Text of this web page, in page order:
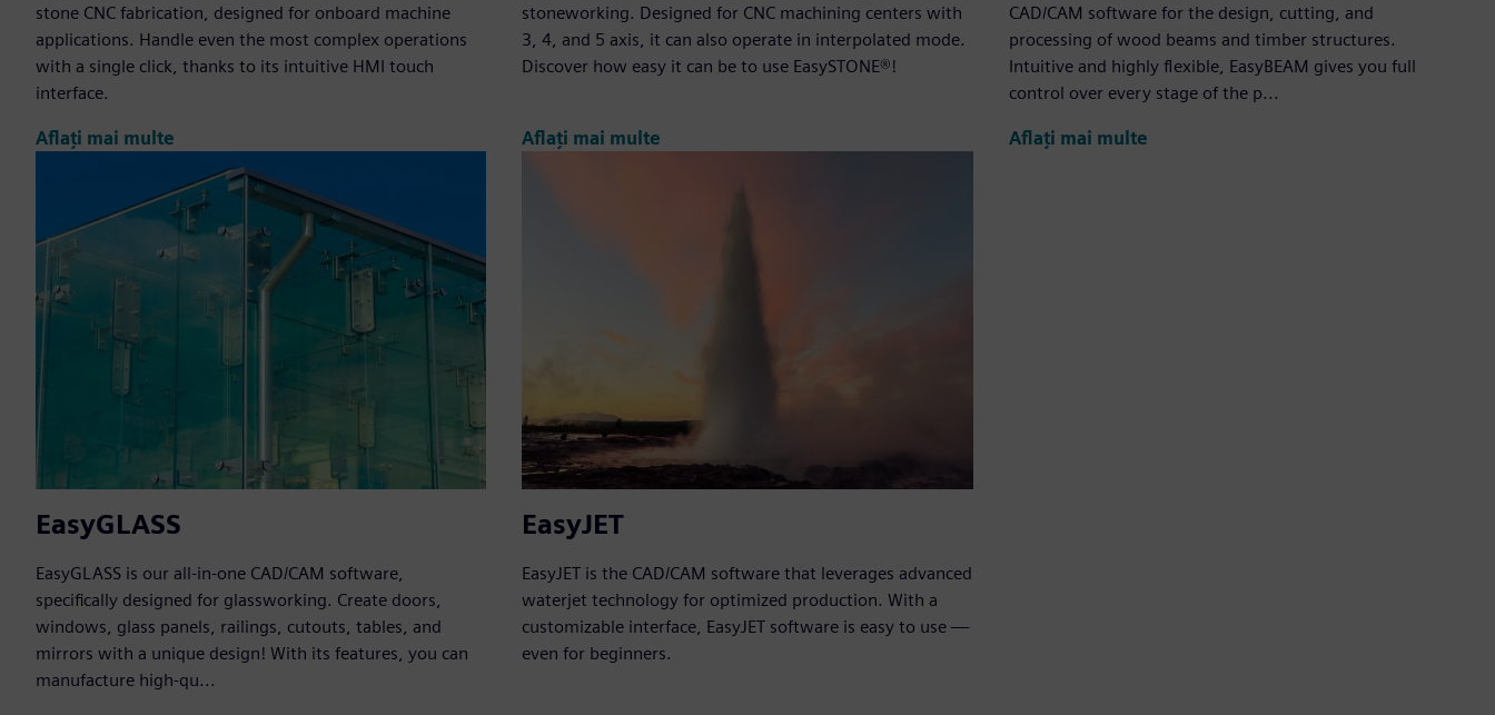
stone CNC fabrication, designed for onboard machine
applications. Handle even the most complex operations
with a single click, thanks to its intuitive HMI touch
interface.
Aflați mai multe
stoneworking. Designed for CNC machining centers with
3, 4, and 5 axis, it can also operate in interpolated mode.
Discover how easy it can be to use EasySTONE®!
Aflați mai multe
CAD/CAM software for the design, cutting, and
processing of wood beams and timber structures.
Intuitive and highly flexible, EasyBEAM gives you full
control over every stage of the p...
Aflați mai multe
EasyGLASS
EasyGLASS is our all-in-one CAD/CAM software,
specifically designed for glassworking. Create doors,
windows, glass panels, railings, cutouts, tables, and
mirrors with a unique design! With its features, you can
manufacture high-qu...
EasyJET
EasyJET is the CAD/CAM software that leverages advanced
waterjet technology for optimized production. With a
customizable interface, EasyJET software is easy to use —
even for beginners.